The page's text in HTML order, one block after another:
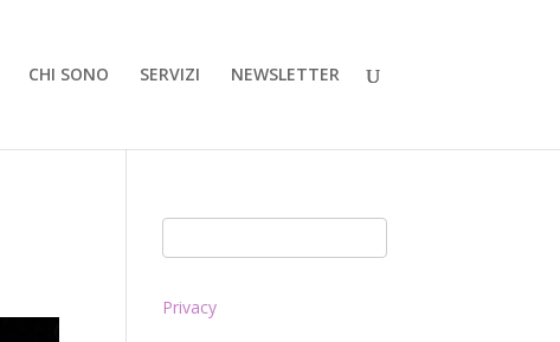
CHI SONO SERVIZI NEWSLETTER
Privacy